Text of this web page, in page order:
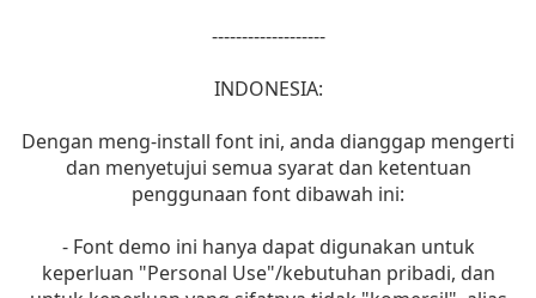
-------------------
INDONESIA:
Dengan meng-install font ini, anda dianggap mengerti
dan menyetujui semua syarat dan ketentuan
penggunaan font dibawah ini:
- Font demo ini hanya dapat digunakan untuk
keperluan "Personal Use"/kebutuhan pribadi, dan